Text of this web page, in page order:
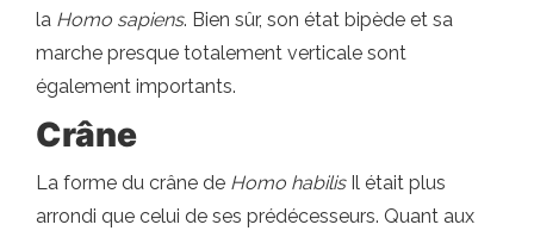
la Homo sapiens. Bien sûr, son état bipède et sa
marche presque totalement verticale sont
également importants.
Crâne
La forme du crâne de Homo habilisIl était plus
arrondi que celui de ses prédécesseurs. Quant aux